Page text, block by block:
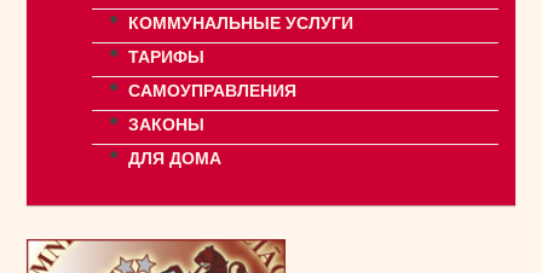
КОММУНАЛЬНЫЕ УСЛУГИ
ТАРИФЫ
САМОУПРАВЛЕНИЯ
ЗАКОНЫ
ДЛЯ ДОМА